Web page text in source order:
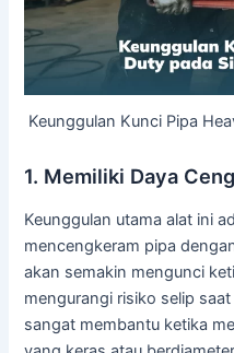
Keunggulan Kunci Pipa
1. Memiliki Daya
Keunggulan utama alat ini
mencengkeram pipa
akan semakin mengunci
mengurangi risiko selip
sangat membantu ketika